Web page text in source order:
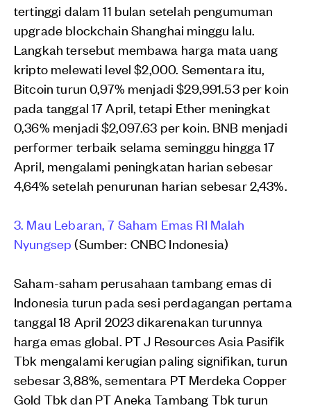
tertinggi dalam 11 bulan setelah pengumuman
upgrade blockchain Shanghai minggu lalu.
Langkah tersebut membawa harga mata uang
kripto melewati level $2,000. Sementara itu,
Bitcoin turun 0,97% menjadi $29,991.53 per koin
pada tanggal 17 April, tetapi Ether meningkat
0,36% menjadi $2,097.63 per koin. BNB menjadi
performer terbaik selama seminggu hingga 17
April, mengalami peningkatan harian sebesar
4,64% setelah penurunan harian sebesar 2,43%.
3. Mau Lebaran, 7 Saham Emas RI Malah
Nyungsep (Sumber: CNBC Indonesia)
Saham-saham perusahaan tambang emas di
Indonesia turun pada sesi perdagangan pertama
tanggal 18 April 2023 dikarenakan turunnya
harga emas global. PT J Resources Asia Pasifik
Tbk mengalami kerugian paling signifikan, turun
sebesar 3,88%, sementara PT Merdeka Copper
Gold Tbk dan PT Aneka Tambang Tbk turun